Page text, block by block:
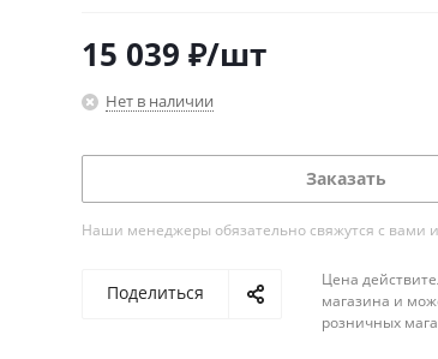
15 039 ₽/шт
Нет в наличии
Заказать
Наши менеджеры обязательно свяжутся с вами и
Поделиться
Цена
магазина и
розничных